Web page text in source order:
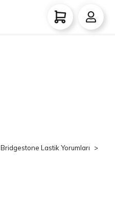
Bridgestone Lastik Yorumları